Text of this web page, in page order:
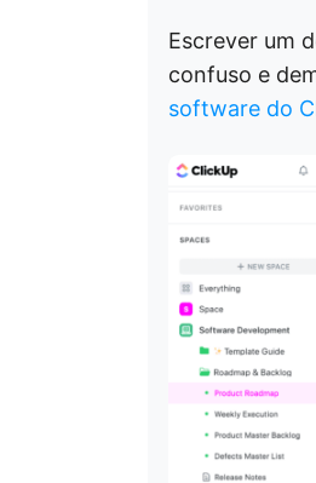
Escrever um
confuso e
software do